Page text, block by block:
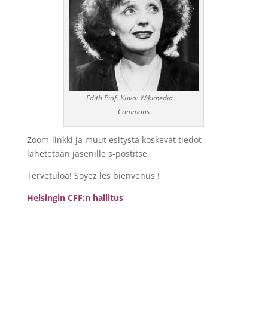
Edith Piaf. Kuva: Wikimedia
Commons
Zoom-linkki ja muut esitystä koskevat tiedot
lähetetään jäsenille s-postitse.
Tervetuloa! Soyez les bienvenus !
Helsingin CFF:n hallitus